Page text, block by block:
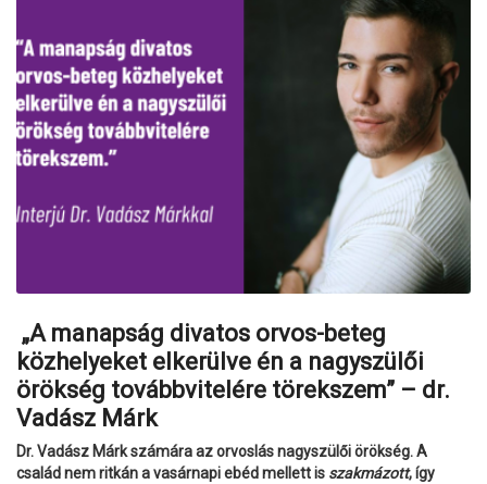
„A manapság divatos orvos-beteg
közhelyeket elkerülve én a nagyszülői
örökség továbbvitelére törekszem” – dr.
Vadász Márk
Dr. Vadász Márk számára az orvoslás nagyszülői örökség. A
család nem ritkán a vasárnapi ebéd mellett is szakmázott, így